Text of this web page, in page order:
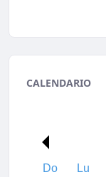
CALENDARIO
Do Lu
01:00